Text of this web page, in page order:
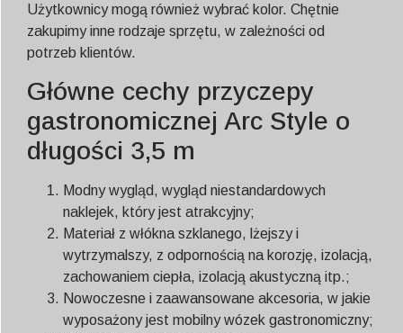
Użytkownicy mogą również wybrać kolor. Chętnie
zakupimy inne rodzaje sprzętu, w zależności od
potrzeb klientów.
Główne cechy przyczepy
gastronomicznej Arc Style o
długości 3,5 m
Modny wygląd, wygląd niestandardowych
naklejek, który jest atrakcyjny;
Materiał z włókna szklanego, lżejszy i
wytrzymalszy, z odpornością na korozję, izolacją,
zachowaniem ciepła, izolacją akustyczną itp.;
Nowoczesne i zaawansowane akcesoria, w jakie
wyposażony jest mobilny wózek gastronomiczny;